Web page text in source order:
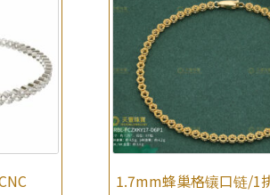
1.7mm蜂巢格镶口链/1